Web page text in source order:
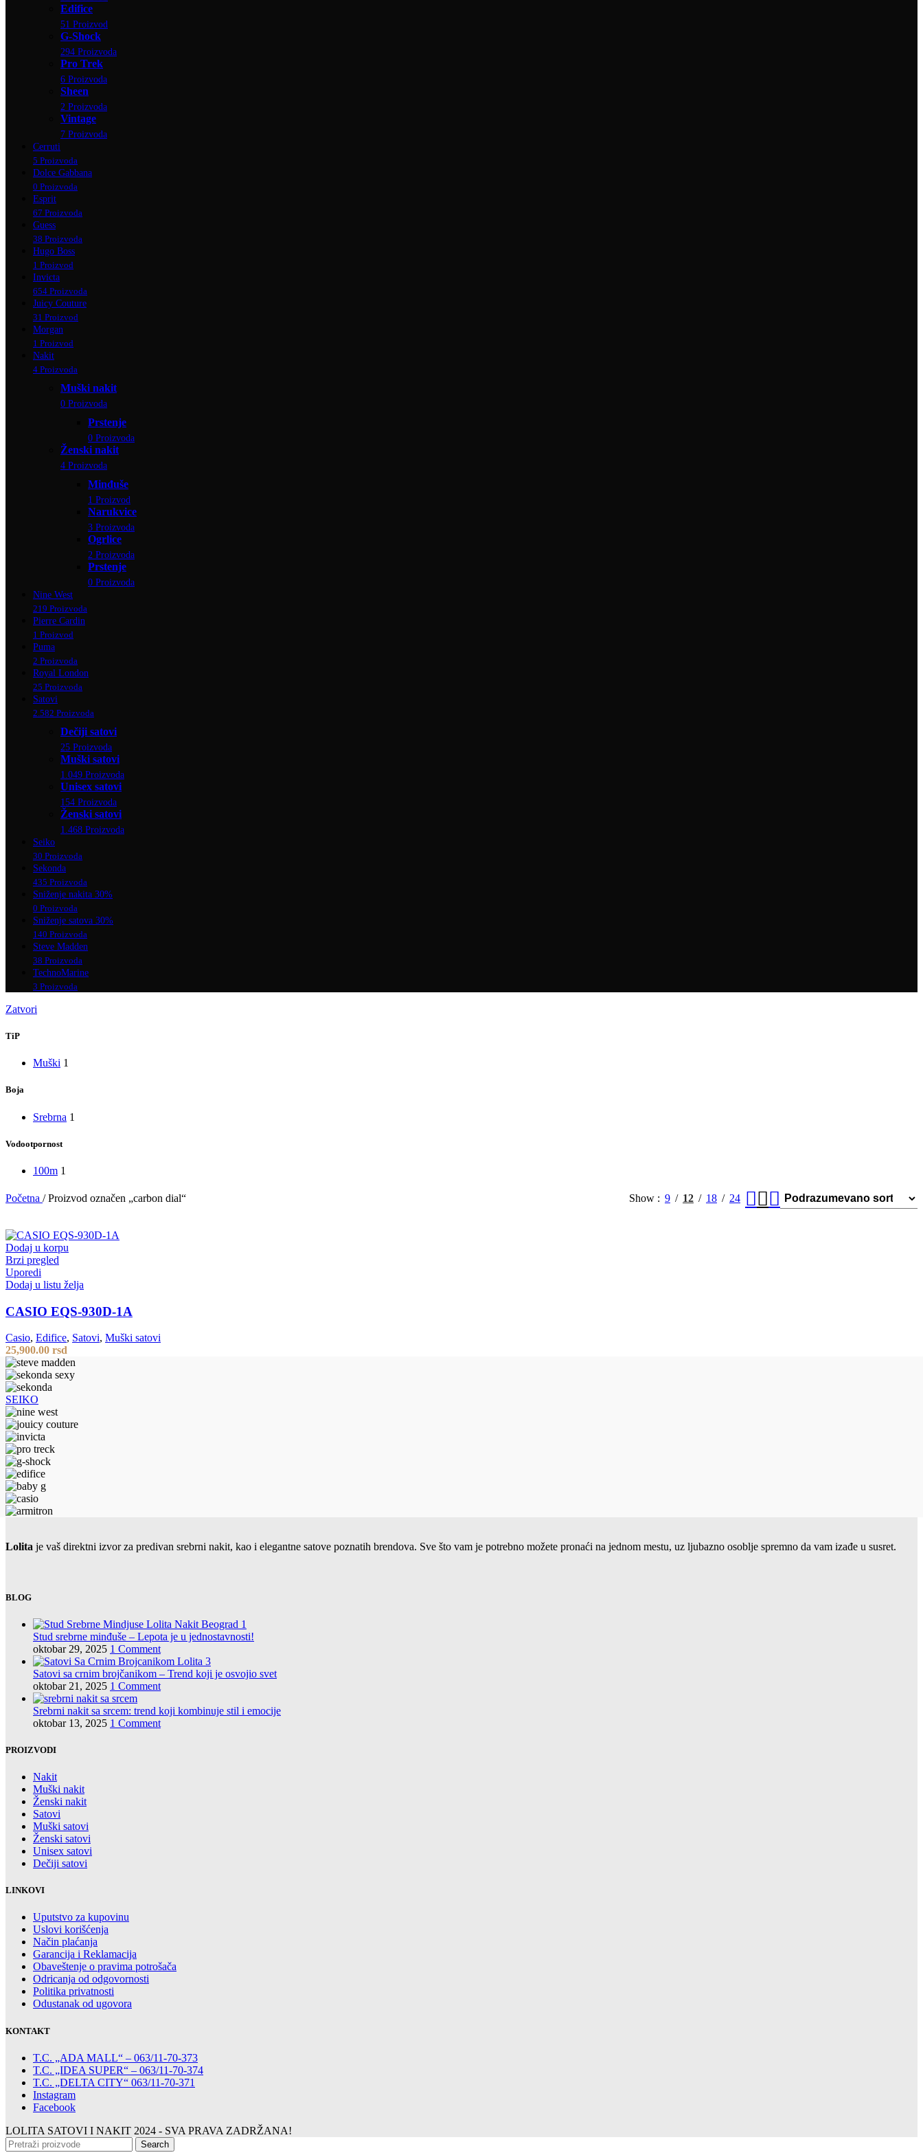
Edifice
51 Proizvod
G-Shock
294 Proizvoda
Pro Trek
6 Proizvoda
Sheen
2 Proizvoda
Vintage
7 Proizvoda
Cerruti
5 Proizvoda
Dolce Gabbana
0 Proizvoda
Esprit
67 Proizvoda
Guess
38 Proizvoda
Hugo Boss
1 Proizvod
Invicta
654 Proizvoda
Juicy Couture
31 Proizvod
Morgan
1 Proizvod
Nakit
4 Proizvoda
Muški nakit
0 Proizvoda
Prstenje
0 Proizvoda
Ženski nakit
4 Proizvoda
Minđuše
1 Proizvod
Narukvice
3 Proizvoda
Ogrlice
2 Proizvoda
Prstenje
0 Proizvoda
Nine West
219 Proizvoda
Pierre Cardin
1 Proizvod
Puma
2 Proizvoda
Royal London
25 Proizvoda
Satovi
2.582 Proizvoda
Dečiji satovi
25 Proizvoda
Muški satovi
1.049 Proizvoda
Unisex satovi
154 Proizvoda
Ženski satovi
1.468 Proizvoda
Seiko
30 Proizvoda
Sekonda
435 Proizvoda
Sniženje nakita 30%
0 Proizvoda
Sniženje satova 30%
140 Proizvoda
Steve Madden
38 Proizvoda
TechnoMarine
3 Proizvoda
Zatvori
TiP
Muški 1
Boja
Srebrna 1
Vodootpornost
100m 1
Početna / Proizvod označen „carbon dial“ Show 9 12 18 24
Dodaj u korpu
Brzi pregled
Uporedi
Dodaj u listu želja
CASIO EQS-930D-1A
Casio, Edifice, Satovi, Muški satovi
25,900.00 rsd
SEIKO
Lolita je vaš direktni izvor za predivan srebrni nakit, kao i elegantne satove poznatih brendova. Sve što vam je potrebno možete pronaći na jednom mestu, uz ljubazno osoblje spremno da vam izađe u susret.
BLOG
Stud srebrne minđuše – Lepota je u jednostavnosti!
oktobar 29, 2025 1 Comment
Satovi sa crnim brojčanikom – Trend koji je osvojio svet
oktobar 21, 2025 1 Comment
Srebrni nakit sa srcem: trend koji kombinuje stil i emocije
oktobar 13, 2025 1 Comment
PROIZVODI
Nakit
Muški nakit
Ženski nakit
Satovi
Muški satovi
Ženski satovi
Unisex satovi
Dečiji satovi
LINKOVI
Uputstvo za kupovinu
Uslovi korišćenja
Način plaćanja
Garancija i Reklamacija
Obaveštenje o pravima potrošača
Odricanja od odgovornosti
Politika privatnosti
Odustanak od ugovora
KONTAKT
T.C. „ADA MALL“ – 063/11-70-373
T.C. „IDEA SUPER“ – 063/11-70-374
T.C. „DELTA CITY“ 063/11-70-371
Instagram
Facebook
LOLITA SATOVI I NAKIT 2024 - SVA PRAVA ZADRŽANA!
Search